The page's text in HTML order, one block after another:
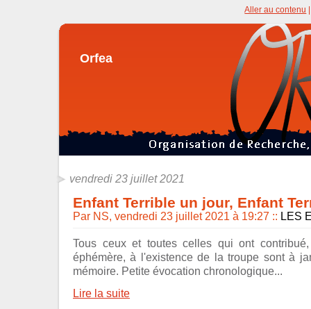
Orfea
Aller au contenu
vendredi 23 juillet 2021
Enfant Terrible un jour, Enfant
Par NS, vendredi 23 juillet 2021 à 19:27 :: LES
Tous ceux et toutes celles qui ont
éphémère, à l'existence de la troupe sont à
mémoire. Petite évocation chronologique...
Lire la suite